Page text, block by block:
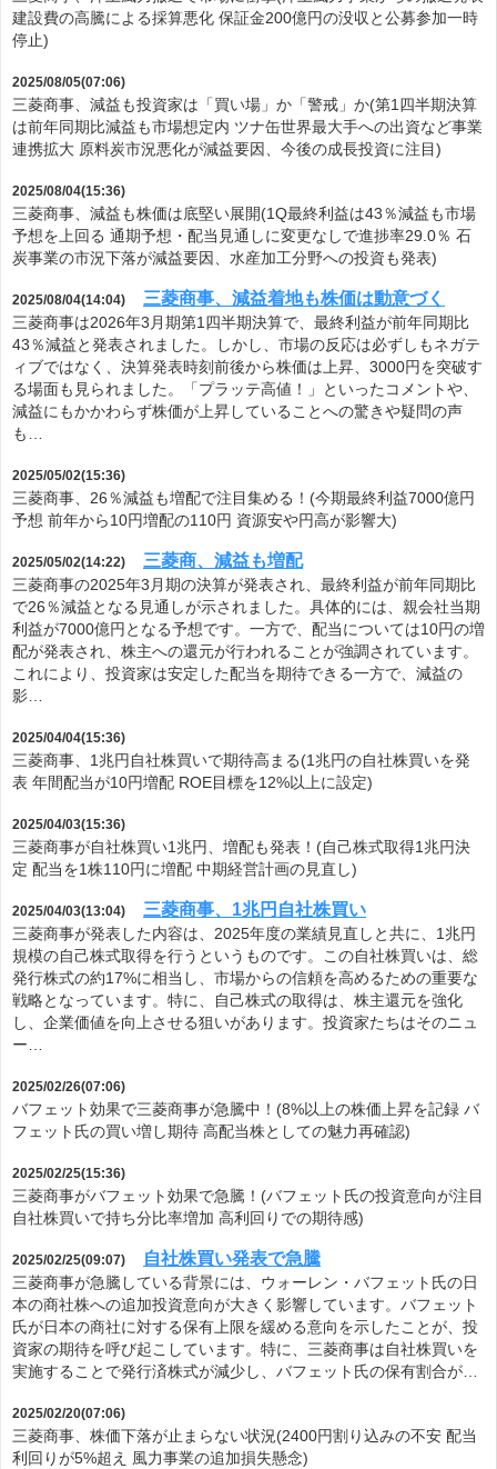
建設費の高騰による採算悪化 保証金200億円の没収と公募参加一時
停止)
2025/08/05(07:06)
三菱商事、減益も投資家は「買い場」か「警戒」か(第1四半期決算
は前年同期比減益も市場想定内 ツナ缶世界最大手への出資など事業
連携拡大 原料炭市況悪化が減益要因、今後の成長投資に注目)
2025/08/04(15:36)
三菱商事、減益も株価は底堅い展開(1Q最終利益は43％減益も市場
予想を上回る 通期予想・配当見通しに変更なしで進捗率29.0％ 石
炭事業の市況下落が減益要因、水産加工分野への投資も発表)
2025/08/04(14:04) 三菱商事、減益着地も株価は動意づく
三菱商事は2026年3月期第1四半期決算で、最終利益が前年同期比
43％減益と発表されました。しかし、市場の反応は必ずしもネガテ
ィブではなく、決算発表時刻前後から株価は上昇、3000円を突破す
る場面も見られました。「プラッテ高値！」といったコメントや、
減益にもかかわらず株価が上昇していることへの驚きや疑問の声
も…
2025/05/02(15:36)
三菱商事、26％減益も増配で注目集める！(今期最終利益7000億円
予想 前年から10円増配の110円 資源安や円高が影響大)
2025/05/02(14:22) 三菱商、減益も増配
三菱商事の2025年3月期の決算が発表され、最終利益が前年同期比
で26％減益となる見通しが示されました。具体的には、親会社当期
利益が7000億円となる予想です。一方で、配当については10円の増
配が発表され、株主への還元が行われることが強調されています。
これにより、投資家は安定した配当を期待できる一方で、減益の
影…
2025/04/04(15:36)
三菱商事、1兆円自社株買いで期待高まる(1兆円の自社株買いを発
表 年間配当が10円増配 ROE目標を12%以上に設定)
2025/04/03(15:36)
三菱商事が自社株買い1兆円、増配も発表！(自己株式取得1兆円決
定 配当を1株110円に増配 中期経営計画の見直し)
2025/04/03(13:04) 三菱商事、1兆円自社株買い
三菱商事が発表した内容は、2025年度の業績見直しと共に、1兆円
規模の自己株式取得を行うというものです。この自社株買いは、総
発行株式の約17%に相当し、市場からの信頼を高めるための重要な
戦略となっています。特に、自己株式の取得は、株主還元を強化
し、企業価値を向上させる狙いがあります。投資家たちはそのニュ
ー…
2025/02/26(07:06)
バフェット効果で三菱商事が急騰中！(8%以上の株価上昇を記録 バ
フェット氏の買い増し期待 高配当株としての魅力再確認)
2025/02/25(15:36)
三菱商事がバフェット効果で急騰！(バフェット氏の投資意向が注目
自社株買いで持ち分比率増加 高利回りでの期待感)
2025/02/25(09:07) 自社株買い発表で急騰
三菱商事が急騰している背景には、ウォーレン・バフェット氏の日
本の商社株への追加投資意向が大きく影響しています。バフェット
氏が日本の商社に対する保有上限を緩める意向を示したことが、投
資家の期待を呼び起こしています。特に、三菱商事は自社株買いを
実施することで発行済株式が減少し、バフェット氏の保有割合が…
2025/02/20(07:06)
三菱商事、株価下落が止まらない状況(2400円割り込みの不安 配当
利回りが5%超え 風力事業の追加損失懸念)